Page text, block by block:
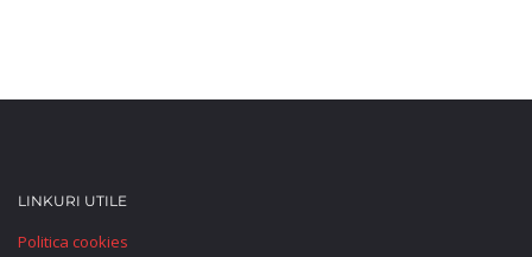
LINKURI UTILE
Politica cookies